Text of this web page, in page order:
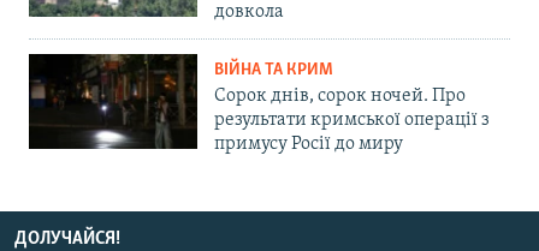
довкола
ВІЙНА ТА КРИМ
Сорок днів, сорок ночей. Про
результати кримської операції з
примусу Росії до миру
ДОЛУЧАЙСЯ!